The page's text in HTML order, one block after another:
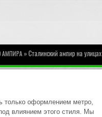
АМПИРА» Сталинский ампир на улицах
только оформлением метро,
влиянием этого стиля. Мы